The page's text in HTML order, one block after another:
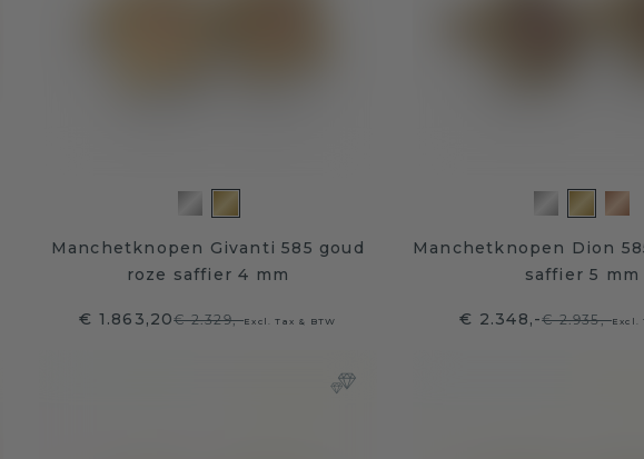
Manchetknopen Givanti 585 goud
roze saffier 4 mm
€ 1.863,20€ 2.329,-Excl. Tax & BTW
Manchetknopen Dion
saffier 5 mm
€ 2.348,-€ 2.935,-Excl.